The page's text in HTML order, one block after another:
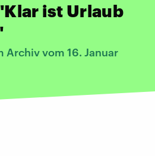
ist Urlaub
Archiv vom 16. Januar